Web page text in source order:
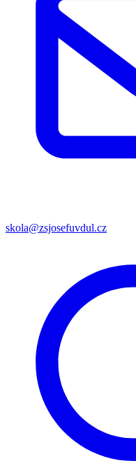
skola@zsjosefuvdul.cz